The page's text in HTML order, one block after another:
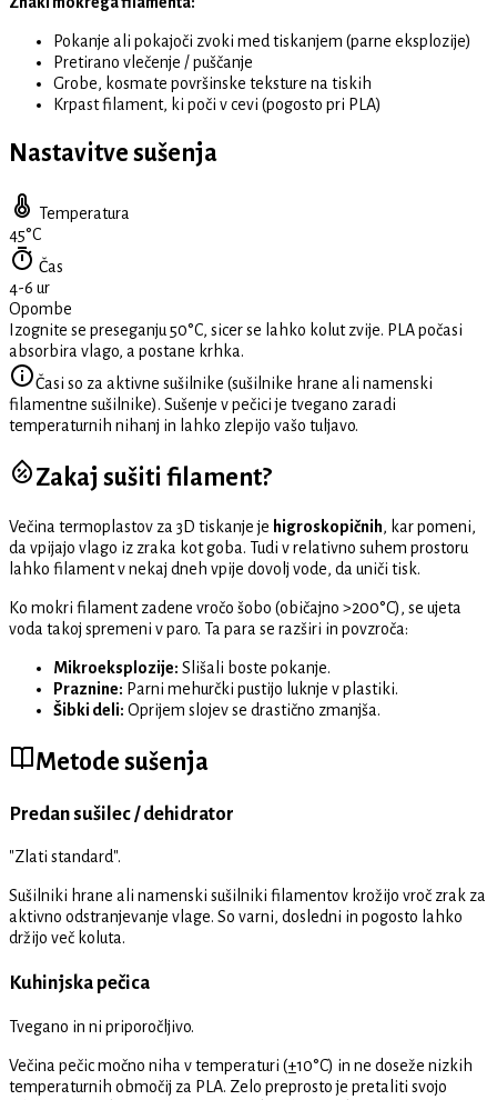
Pokanje ali pokajoči zvoki med tiskanjem (parne eksplozije)
Pretirano vlečenje / puščanje
Grobe, kosmate površinske teksture na tiskih
Krpast filament, ki poči v cevi (pogosto pri PLA)
Nastavitve sušenja
Temperatura
45°C
Čas
4-6 ur
Opombe
Izognite se preseganju 50°C, sicer se lahko kolut zvije. PLA počasi
absorbira vlago, a postane krhka.
Časi so za aktivne sušilnike (sušilnike hrane ali namenski
filamentne sušilnike). Sušenje v pečici je tvegano zaradi
temperaturnih nihanj in lahko zlepijo vašo tuljavo.
Zakaj sušiti filament?
Večina termoplastov za 3D tiskanje je higroskopičnih, kar pomeni,
da vpijajo vlago iz zraka kot goba. Tudi v relativno suhem prostoru
lahko filament v nekaj dneh vpije dovolj vode, da uniči tisk.
Ko mokri filament zadene vročo šobo (običajno >200°C), se ujeta
voda takoj spremeni v paro. Ta para se razširi in povzroča:
Mikroeksplozije: Slišali boste pokanje.
Praznine: Parni mehurčki pustijo luknje v plastiki.
Šibki deli: Oprijem slojev se drastično zmanjša.
Metode sušenja
Predan sušilec / dehidrator
"Zlati standard".
Sušilniki hrane ali namenski sušilniki filamentov krožijo vroč zrak za
aktivno odstranjevanje vlage. So varni, dosledni in pogosto lahko
držijo več koluta.
Kuhinjska pečica
Tvegano in ni priporočljivo.
Večina pečic močno niha v temperaturi (±10°C) in ne doseže nizkih
temperaturnih območij za PLA. Zelo preprosto je pretaliti svojo